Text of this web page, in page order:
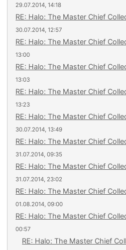
29.07.2014, 14:18
RE: Halo: The Master Chief
30.07.2014, 12:57
RE: Halo: The Master Chief
13:00
RE: Halo: The Master Chief
13:03
RE: Halo: The Master Chief
13:23
RE: Halo: The Master Chief
30.07.2014, 13:49
RE: Halo: The Master Chief
31.07.2014, 09:35
RE: Halo: The Master Chief
31.07.2014, 23:02
RE: Halo: The Master Chief
01.08.2014, 09:00
RE: Halo: The Master Chief
00:57
RE: Halo: The Master Chief